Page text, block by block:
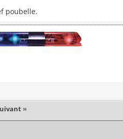
poubelle.
»